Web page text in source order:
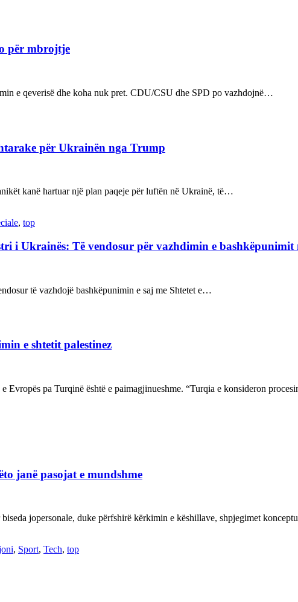
për mbrojtje
e qeverisë dhe koha nuk pret. CDU/CSU dhe SPD po vazhdojnë…
për Ukrainën nga Trump
kanë hartuar një plan paqeje për luftën në Ukrainë, të…
, top
i Ukrainës: Të vendosur për vazhdimin e bashkëpunimit
të vazhdojë bashkëpunimin e saj me Shtetet e…
e shtetit palestinez
Evropës pa Turqinë është e paimagjinueshme. “Turqia e konsideron
janë pasojat e mundshme
jopersonale, duke përfshirë kërkimin e këshillave, shpjegimet
, Sport, Tech, top